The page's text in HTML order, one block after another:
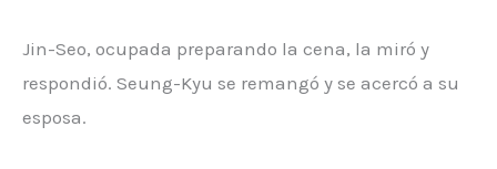
Jin-Seo, ocupada preparando la cena, la miró y
respondió. Seung-Kyu se remangó y se acercó a su
esposa.